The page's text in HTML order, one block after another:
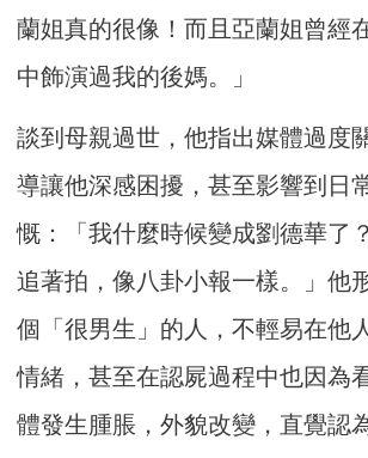
蘭姐真的很像！而且亞蘭姐曾經
中飾演過我的後媽。」
談到母親過世，他指出媒體過度
導讓他深感困擾，甚至影響到日
慨：「我什麼時候變成劉德華了
追著拍，像八卦小報一樣。」他
個「很男生」的人，不輕易在他
情緒，甚至在認屍過程中也因為
體發生腫脹，外貌改變，直覺認